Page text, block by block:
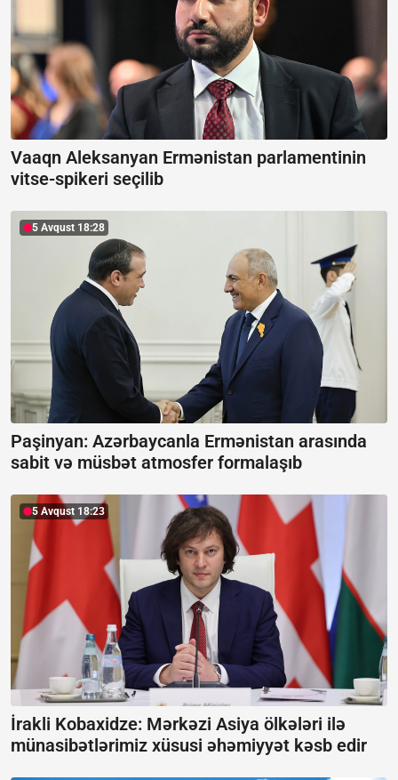
Vaaqn Aleksanyan Ermənistan parlamentinin
vitse-spikeri seçilib
5 Avqust 18:28
Paşinyan: Azərbaycanla Ermənistan arasında
sabit və müsbət atmosfer formalaşıb
5 Avqust 18:23
İrakli Kobaxidze: Mərkəzi Asiya ölkələri ilə
münasibətlərimiz xüsusi əhəmiyyət kəsb edir